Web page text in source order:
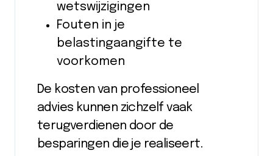
wetswijzigingen
Fouten in je
belastingaangifte te
voorkomen
De kosten van professioneel
advies kunnen zichzelf vaak
terugverdienen door de
besparingen die je realiseert.